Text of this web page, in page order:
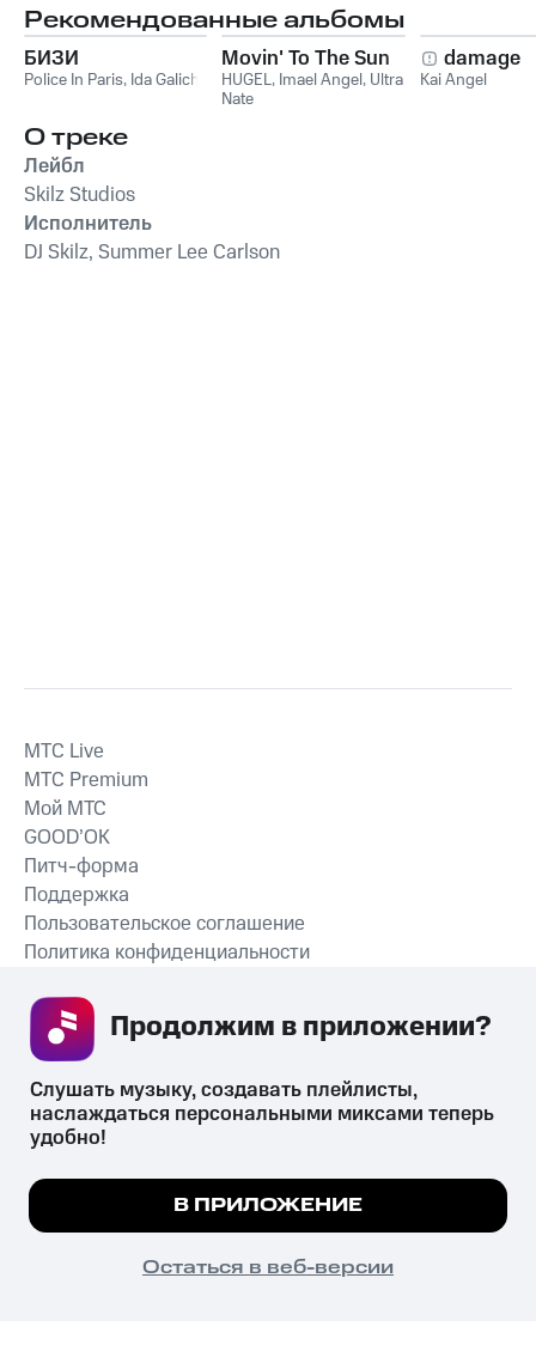
Рекомендованные альбомы
БИЗИ
Police In Paris, Ida Galich
Movin' To The Sun
HUGEL, Imael Angel, Ultra
Nate
damage
Kai Angel
О треке
Лейбл
Skilz Studios
Исполнитель
DJ Skilz, Summer Lee Carlson
СКАЧАТЬ ПРИЛОЖЕНИЕ
MTС Live
MTС Premium
Мой МТС
GOOD’OK
Питч-форма
Поддержка
Пользовательское соглашение
Политика конфиденциальности
психотропных веществ, их аналогов причиняет вред здоровью,
их незаконный оборот запрещён и влечёт установленную
законодательством ответственность.
© 2026 ООО «КИОН».
Все права защищены
Мы используем куки, чтобы на сайте все
Подробнее
ПОНЯТНО
Слушать музыку, создавать плейлисты,
наслаждаться персональными миксами теперь
удобно!
В ПРИЛОЖЕНИЕ
Остаться в веб-версии